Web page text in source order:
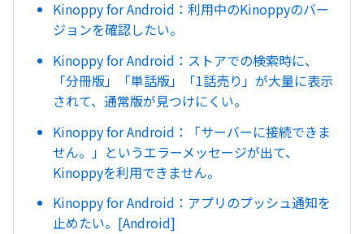
Kinoppy for Android：利用中のKinoppyのバー
ジョンを確認したい。
Kinoppy for Android：ストアでの検索時に、
「分冊版」「単話版」「1話売り」が大量に表示
されて、通常版が見つけにくい。
Kinoppy for Android：「サーバーに接続できま
せん。」というエラーメッセージが出て、
Kinoppyを利用できません。
Kinoppy for Android：アプリのプッシュ通知を
止めたい。[Android]